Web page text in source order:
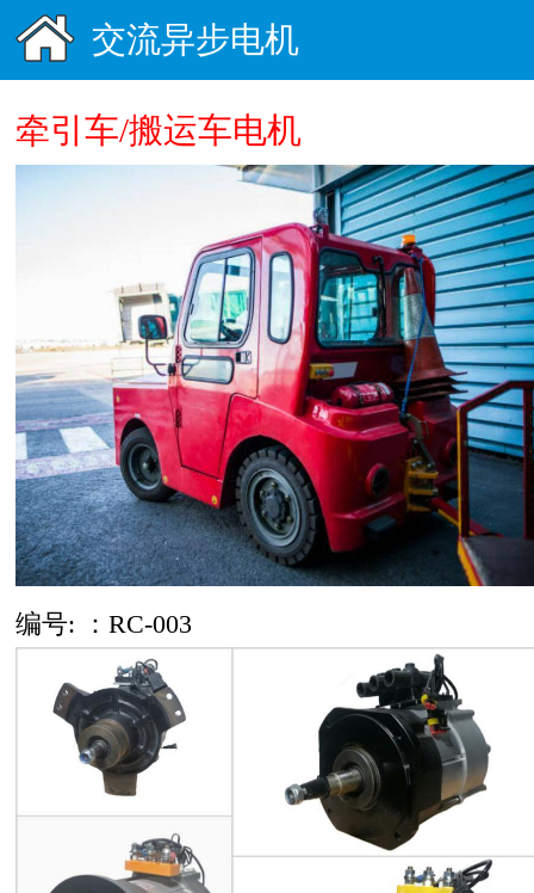
交流异步电机
牵引车/搬运车电机
编号: ：RC-003